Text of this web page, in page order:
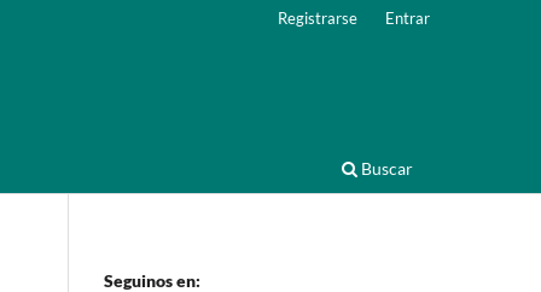
Buscar
Registrarse Entrar
Seguinos en: